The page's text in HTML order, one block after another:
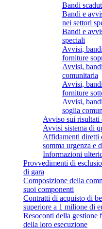
Bandi
Bandi e
nei settori
Bandi e
speciali
Avvisi,
forniture
Avvisi,
comunitaria
Avvisi,
forniture
Avvisi,
soglia
Avviso sui risultati
Avvisi sistema di
Affidamenti diretti
somma urgenza e
Informazioni
Provvedimenti di
di gara
Composizione della
suoi componenti
Contratti di acquisto di
superiore a 1 milione di
Resoconti della gestione
della loro esecuzione